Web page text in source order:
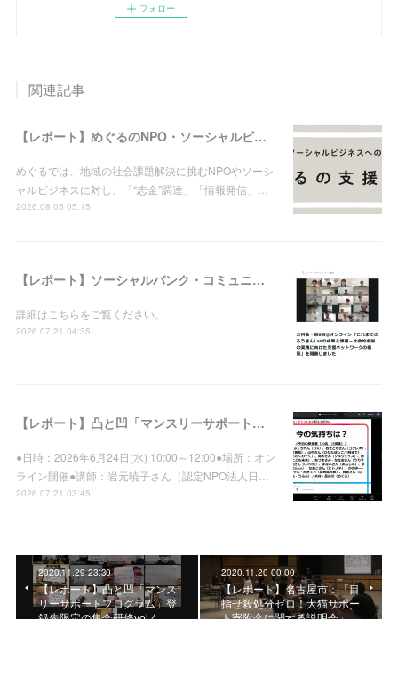
フォロー
関連記事
【レポート】めぐるのNPO・ソーシャルビジネス支援実績（2026年8月5日現在）
めぐるでは、地域の社会課題解決に挑むNPOやソーシ
ャルビジネスに対し、「“志金”調達」「情報発信」…
2026.08.05 05:15
【レポート】ソーシャルバンク・コミュニティ：分科会・第6回＠オンライン「これまでのろうきんLabの成果と課題－社会的金融の実践に向けた支援ネットワークの構築」を開催しました
詳細はこちらをご覧ください。
2026.07.21 04:35
【レポート】凸と凹「マンスリーサポートプログラム」登録先向け集合研修vol.39を開催しました
●日時：2026年6月24日(水) 10:00～12:00●場所：オン
ライン開催●講師：岩元暁子さん（認定NPO法人日…
2026.07.21 03:45
2020.11.29 23:30
【レポート】凸と凹「マンス
リーサポートプログラム」登
録先限定の集合研修vol.4…
2020.11.20 00:00
【レポート】名古屋市：「目
指せ殺処分ゼロ！犬猫サポー
ト寄附金に関する説明会」…